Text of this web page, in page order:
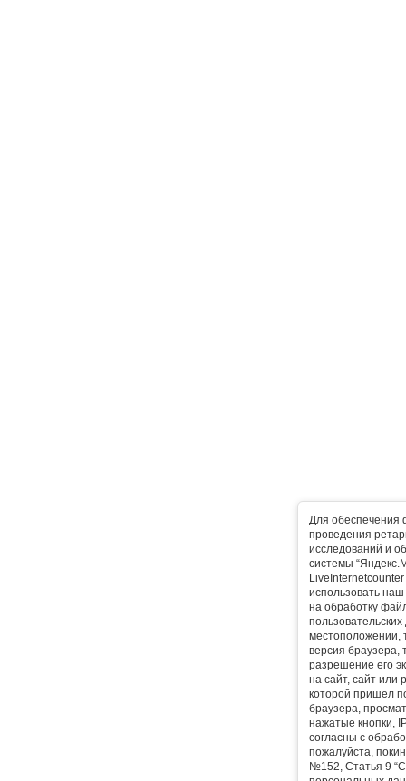
Для обеспечения
проведения
исследований и
системы
использовать
на обработку
местоположении,
версия браузера,
разрешение его
на сайт, сайт или
которой пришел
браузера,
нажатые кнопки,
согласны с
пожалуйста,
№152, Статья 9